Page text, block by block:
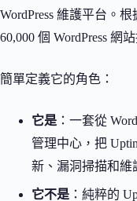
WordPress 維護平台。
60,000 個 WordPress 網
簡單定義它的角色：
它是：一套從
管理中心，把
新、漏洞掃描和維
它不是 ：純粹的